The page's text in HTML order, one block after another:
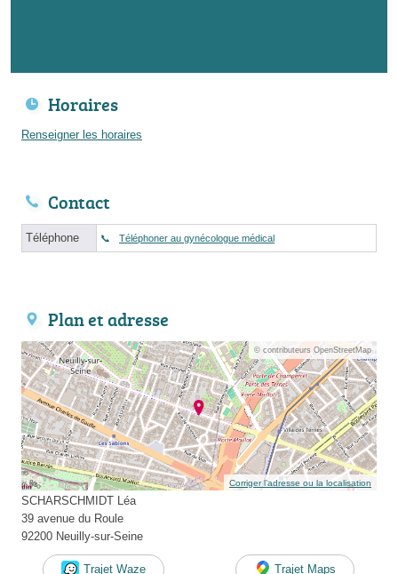
Horaires
Renseigner les horaires
Contact
Téléphone Téléphoner au gynécologue médical
Plan et adresse
© contributeurs OpenStreetMap
Corriger l’adresse ou la localisation
SCHARSCHMIDT Léa
39 avenue du Roule
92200 Neuilly-sur-Seine
Trajet Waze Trajet Maps